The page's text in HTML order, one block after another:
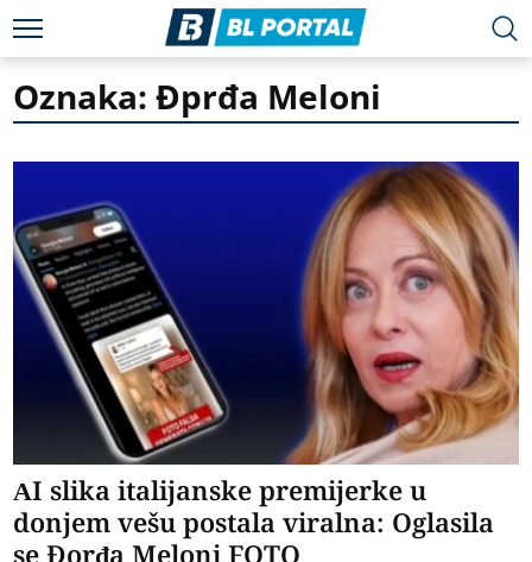
Oznaka: Đprđa Meloni
AI slika italijanske premijerke u
donjem vešu postala viralna: Oglasila
se Đorđa Meloni FOTO